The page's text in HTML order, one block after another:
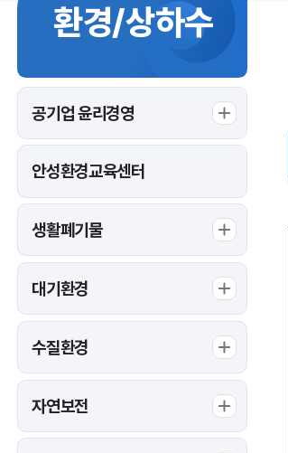
환경/상하수
공기업 윤리경영
안성환경교육센터
생활폐기물
대기환경
수질환경
자연보전